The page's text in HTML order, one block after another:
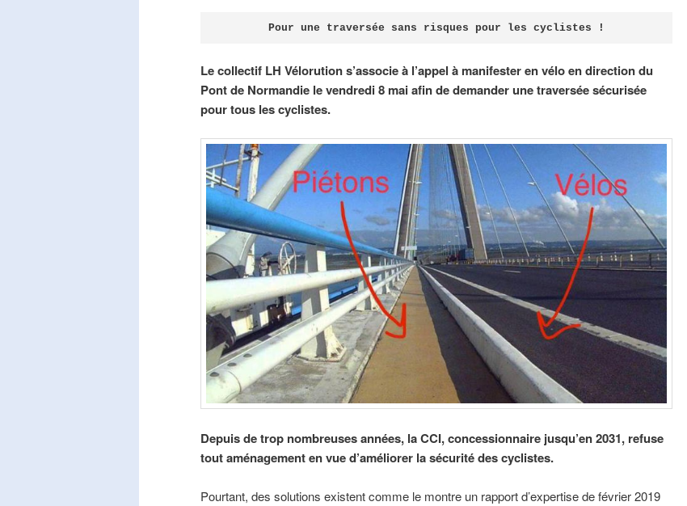
Pour une traversée sans risques pour les cyclistes !
Le collectif LH Vélorution s’associe à l’appel à manifester en vélo en direction du
Pont de Normandie le vendredi 8 mai afin de demander une traversée sécurisée
pour tous les cyclistes.
Depuis de trop nombreuses années, la CCI, concessionnaire jusqu’en 2031, refuse
tout aménagement en vue d’améliorer la sécurité des cyclistes.
Pourtant, des solutions existent comme le montre un rapport d’expertise de février 2019